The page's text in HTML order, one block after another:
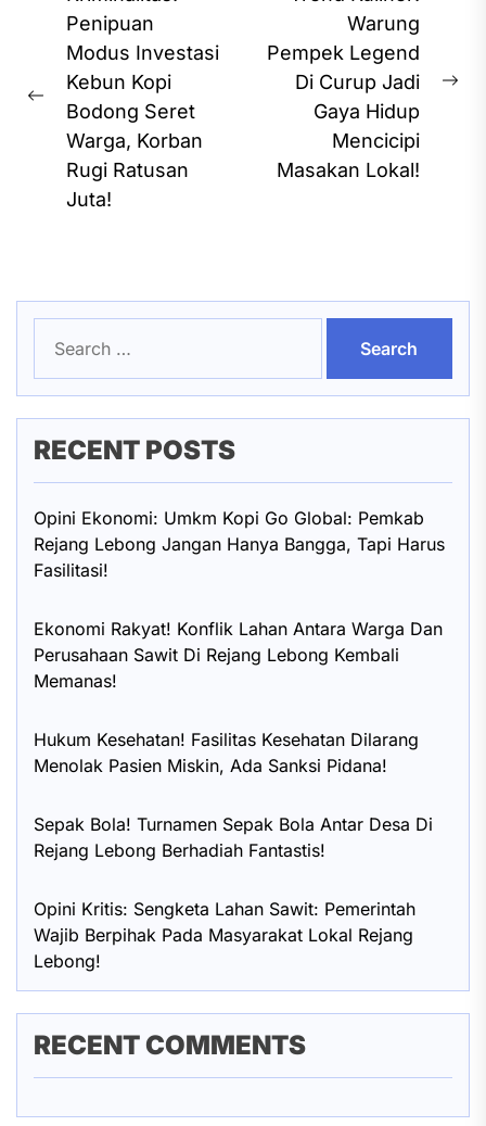
navigation
Previous
post:
Penipuan
Modus Investasi
Kebun Kopi
Bodong Seret
Warga, Korban
Rugi Ratusan
Juta!
Warung
Pempek Legend
Di Curup Jadi
Gaya Hidup
Mencicipi
Masakan Lokal!
for:
RECENT POSTS
Opini Ekonomi: Umkm Kopi Go Global: Pemkab
Rejang Lebong Jangan Hanya Bangga, Tapi Harus
Fasilitasi!
Ekonomi Rakyat! Konflik Lahan Antara Warga Dan
Perusahaan Sawit Di Rejang Lebong Kembali
Memanas!
Hukum Kesehatan! Fasilitas Kesehatan Dilarang
Menolak Pasien Miskin, Ada Sanksi Pidana!
Sepak Bola! Turnamen Sepak Bola Antar Desa Di
Rejang Lebong Berhadiah Fantastis!
Opini Kritis: Sengketa Lahan Sawit: Pemerintah
Wajib Berpihak Pada Masyarakat Lokal Rejang
Lebong!
RECENT COMMENTS